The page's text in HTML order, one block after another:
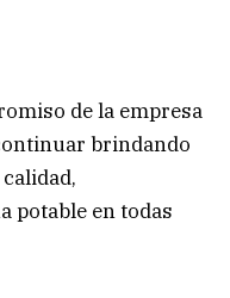
de la empresa
brindando
potable en todas